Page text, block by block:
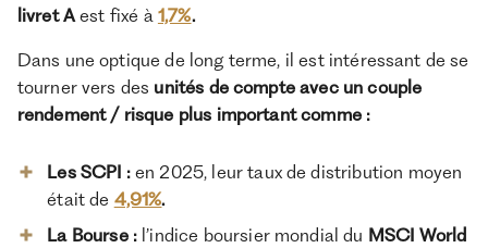
livret A est fixé à 1,7%.
Dans une optique de long terme, il est intéressant de se
tourner vers des unités de compte avec un couple
rendement / risque plus important comme :
Les SCPI : en 2025, leur taux de distribution moyen
était de 4,91%.
La Bourse : l’indice boursier mondial du MSCI World